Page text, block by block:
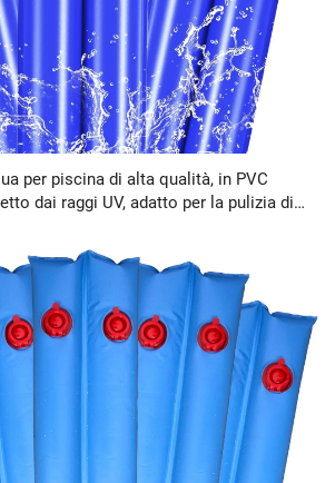
per piscina di alta qualità, in PVC
dai raggi UV, adatto per la pulizia di